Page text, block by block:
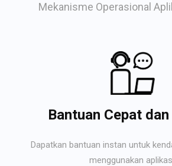
Mekanisme Operasional
Bantuan Cepat
Dapatkan bantuan instan untuk
menggunakan